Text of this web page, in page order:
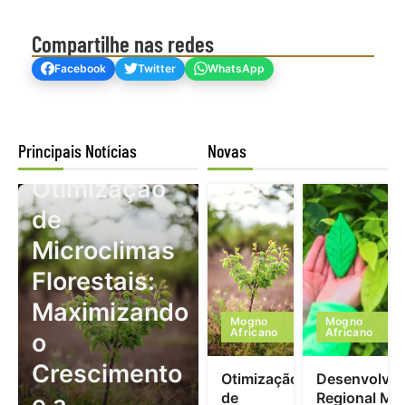
Compartilhe nas redes
Facebook Twitter WhatsApp
Principais Notícias
Mogno Africano
Otimização
de
Microclimas
Florestais:
Maximizando
o
Crescimento
Novas
Mogno
Africano
Otimização
de
Mogno
Africano
Regional